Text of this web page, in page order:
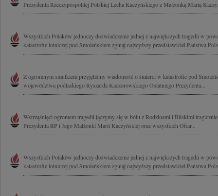
Prezydenta Rzeczypospolitej Polskiej Lecha Kaczyńskiego z Małżonką Marią
Wszystkich Polaków jednoczy doświadczenie jednej z największych tragedii w
katastrofie lotniczej pod Smoleńskiem zginął najwyższy przedstawiciel Państwa
Z ogromnym smutkiem przyjęliśmy wiadomość o śmierci w katastrofie pod
województwa podlaskiego Ryszarda Kaczorowskiego Ostatniego Prezydenta...
Wstrząśnięci ogromem tragedii łączymy się w bólu z Rodzinami i Bliskimi
Prezydenta RP i Jego Małżonki Marii Kaczyńskiej oraz wszystkich Ofiar...
Wszystkich Polaków jednoczy doświadczenie jednej z największych tragedii w
katastrofie lotniczej pod Smoleńskiem zginął najwyższy przedstawiciel Państwa